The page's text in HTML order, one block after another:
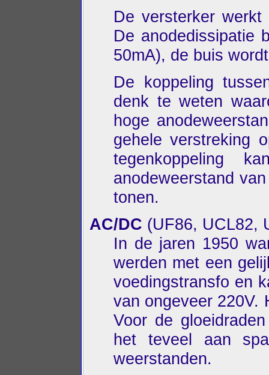
De versterker
De anodedissipatie
50mA), de buis
De koppeling
denk te weten
hoge
gehele verstreking
tegenkoppeling
anodeweerstand
tonen.
AC/DC (UF86, UCL82,
In de jaren 1950
werden met een
voedingstransfo en
van ongeveer 220V.
Voor de
het teveel aan
weerstanden.